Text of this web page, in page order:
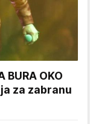
BURA OKO
za zabranu